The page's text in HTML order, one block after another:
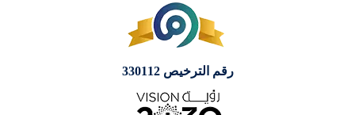
رقم الترخيص 330112